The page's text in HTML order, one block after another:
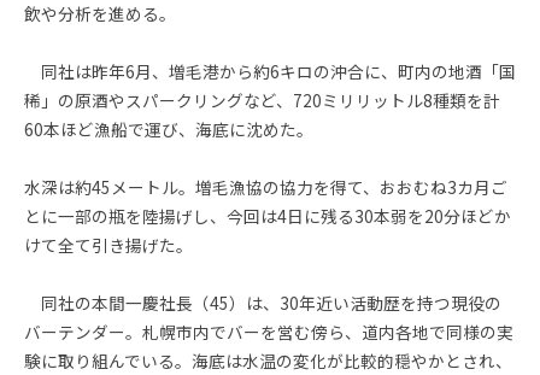
飲や分析を進める。
同社は昨年6月、増毛港から約6キロの沖合に、町内の地酒「国
稀」の原酒やスパークリングなど、720ミリリットル8種類を計
60本ほど漁船で運び、海底に沈めた。
水深は約45メートル。増毛漁協の協力を得て、おおむね3カ月ご
とに一部の瓶を陸揚げし、今回は4日に残る30本弱を20分ほどか
けて全て引き揚げた。
同社の本間一慶社長（45）は、30年近い活動歴を持つ現役の
バーテンダー。札幌市内でバーを営む傍ら、道内各地で同様の実
験に取り組んでいる。海底は水温の変化が比較的穏やかとされ、